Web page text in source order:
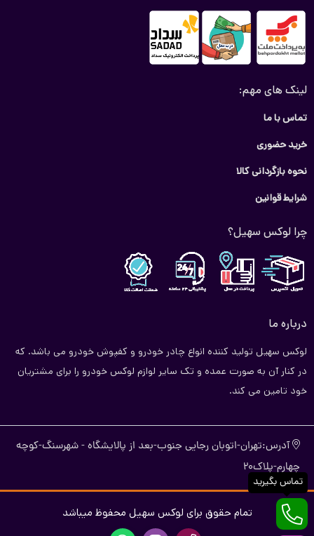
لینک های مهم:
تماس با ما
خرید حضوری
نحوه بازگردانی کالا
شرایط قوانین
چرا لوکس سهیل؟
درباره ما
لوکس سهیل تولید کننده انواع چادر خودرو و کفپوش خودرو می باشد. که
در کنار آن به صورت عمده و تک سایر لوازم لوکس خودرو را برای مشتریان
خود تامین می کند.
آدرس:تهران-اتوبان رجایی جنوب-بعد از پالایشگاه - شهرسنگ-کوچه
چهارم-پلاک20
تمام حقوق برای لوکس سهیل محفوظ میباشد
تماس بگیرید